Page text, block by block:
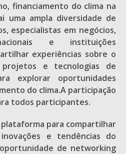
financiamento do clima na
uma ampla diversidade de
especialistas em negócios,
e instituições
experiências sobre o
projetos e tecnologias de
explorar oportunidades
do clima.A participação
todos participantes.
para compartilhar
e tendências do
de networking